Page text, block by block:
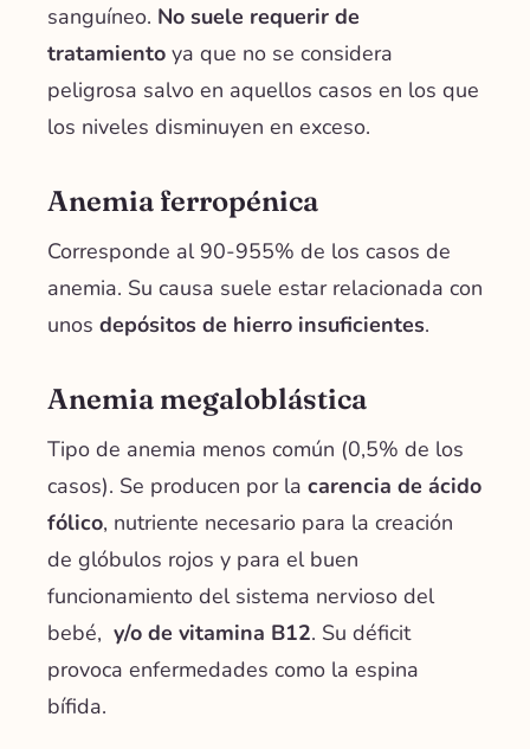
sanguíneo. No suele requerir de
tratamiento ya que no se considera
peligrosa salvo en aquellos casos en los que
los niveles disminuyen en exceso.
Anemia ferropénica
Corresponde al 90-955% de los casos de
anemia. Su causa suele estar relacionada con
unos depósitos de hierro insuficientes.
Anemia megaloblástica
Tipo de anemia menos común (0,5% de los
casos). Se producen por la carencia de ácido
fólico, nutriente necesario para la creación
de glóbulos rojos y para el buen
funcionamiento del sistema nervioso del
bebé, y/o de vitamina B12. Su déficit
provoca enfermedades como la espina
bífida.